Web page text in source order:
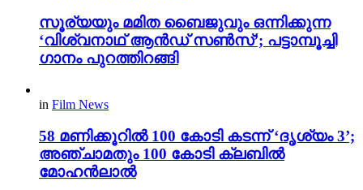
സൂര്യയും മമിത ബൈജുവും ഒന്നിക്കുന്ന
‘വിശ്വനാഥ് ആൻഡ് സൺസ്’; പട്ടാമ്പൂച്ചി
ഗാനം പുറത്തിറങ്ങി
in Film News
58 മണിക്കൂറിൽ 100 കോടി കടന്ന് ‘ദൃശ്യം 3’;
അഞ്ചാമതും 100 കോടി ക്ലബിൽ
മോഹൻലാൽ